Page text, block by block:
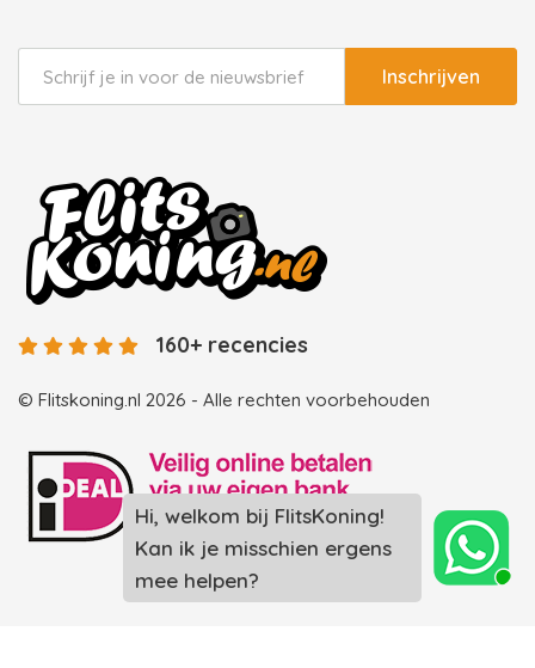
Inschrijven
© Flitskoning.nl 2026 - Alle rechten voorbehouden
160+ recencies
Landingspagina overzicht photobooths
Landingspagina overzicht videobooths